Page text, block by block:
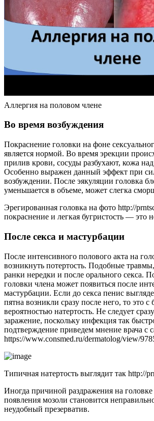
Аллергия на половом члене
Во время возбуждения
Покраснение головки на фоне
является нормой. Во время эрекции
прилив крови, сосуды разбухают, кожа
Особенно выражен данный эффект при
возбуждении. После эякуляции головка
уменьшается в объеме, может слегка
Эрегированная головка на фото http://
покраснение и легкая бугристость — это
После секса и мастурбации
После интенсивного полового акта на
возникнуть потертость. Подобные
ранки нередки и после орального секса.
головки члена может появиться после
мастурбации. Если до секса пенис
пятна возникли сразу после него, то это с
вероятностью натертость. Не следует
заражение, поскольку инфекция так
подтверждение приведем мнение врача с
https://www.consmed.ru/dermatolog/view/
Типичная натертость выглядит так http://
Иногда причиной раздражения на
появления мозоли становится
неудобный презерватив.